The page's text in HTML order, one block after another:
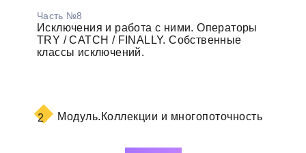
Часть №8
Исключения и работа с ними. Операторы
TRY / CATCH / FINALLY. Собственные
классы исключений.
2 Модуль. Коллекции и многопоточность